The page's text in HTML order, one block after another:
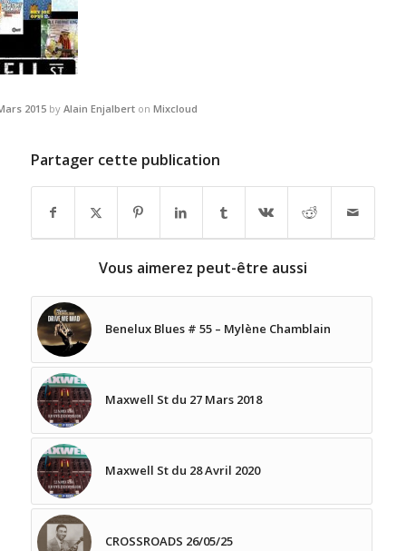
2015 by Alain Enjalbert on Mixcloud
Partager cette publication
Vous aimerez peut-être aussi
Benelux Blues # 55 – Mylène Chamblain
Maxwell St du 27 Mars 2018
Maxwell St du 28 Avril 2020
CROSSROADS 26/05/25